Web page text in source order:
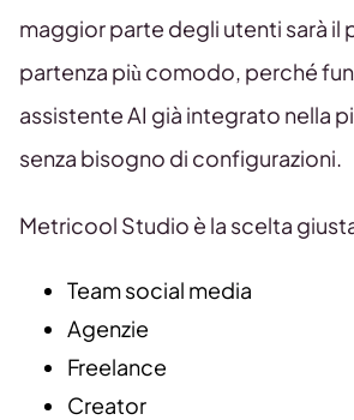
maggior parte degli utenti sarà il
partenza più comodo, perché
assistente AI già integrato nella
senza bisogno di configurazioni.
Metricool Studio è la scelta
Team social media
Agenzie
Freelance
Creator